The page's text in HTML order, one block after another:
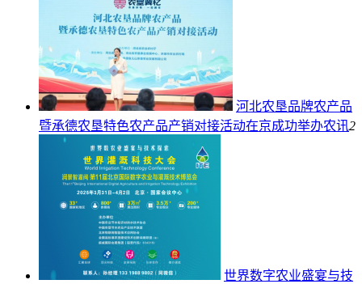
河北农垦品牌农产品
暨承德农垦特色农产品产销对接活动在京成功举办农讯2
世界数字农业盛宴与技